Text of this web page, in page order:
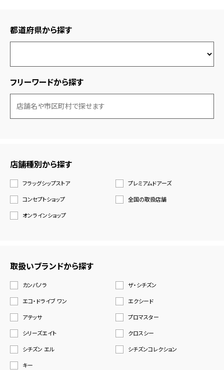
都道府県から探す
フリーワードから探す
店舗種別から探す
フラッグシップストア
プレミアムドアーズ
コンセプトショップ
全国の取扱店舗
オンラインショップ
取扱いブランドから探す
カンパノラ
ザ・シチズン
エコ・ドライブ ワン
エクシード
アテッサ
プロマスター
シリーズエイト
クロスシー
シチズン エル
シチズンコレクション
キー